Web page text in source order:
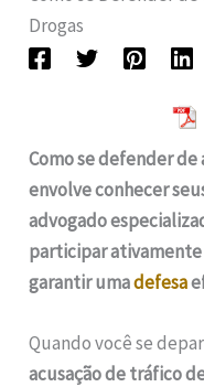
Drogas
Como se defender
envolve conhecer
advogado
participar
garantir umadefesa
Quando você se
acusação de tráfico